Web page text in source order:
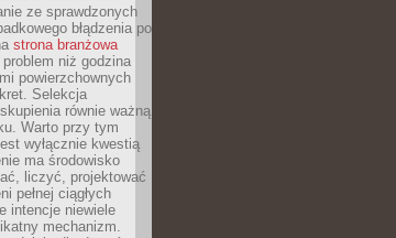
ze sprawdzonych
błądzenia po
strona branżowa
niż godzina
powierzchownych
Selekcja
równie ważną
Warto przy tym
wyłącznie kwestią
ma środowisko
liczyć, projektować
pełnej ciągłych
intencje niewiele
mechanizm.